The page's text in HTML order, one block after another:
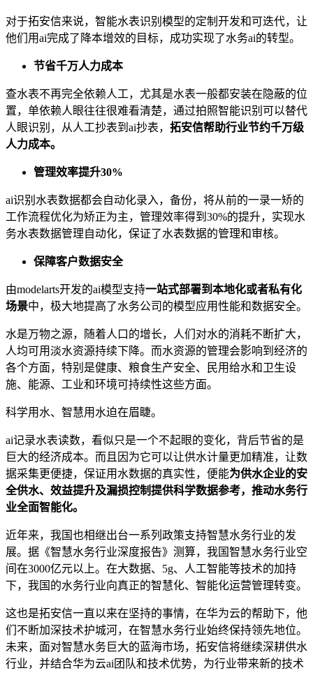
对于拓安信来说，智能水表识别模型的定制开发和可迭代，让
他们用ai完成了降本增效的目标，成功实现了水务ai的转型。
节省千万人力成本
查水表不再完全依赖人工，尤其是水表一般都安装在隐蔽的位
置，单依赖人眼往往很难看清楚，通过拍照智能识别可以替代
人眼识别，从人工抄表到ai抄表， 拓安信帮助行业节约千万级
人力成本。
管理效率提升30%
ai识别水表数据都会自动化录入，备份，将从前的一录一矫的
工作流程优化为矫正为主，管理效率得到30%的提升，实现水
务水表数据管理自动化，保证了水表数据的管理和审核。
保障客户数据安全
由modelarts开发的ai模型支持一站式部署到本地化或者私有化
场景中，极大地提高了水务公司的模型应用性能和数据安全。
水是万物之源，随着人口的增长，人们对水的消耗不断扩大，
人均可用淡水资源持续下降。而水资源的管理会影响到经济的
各个方面，特别是健康、粮食生产安全、民用给水和卫生设
施、能源、工业和环境可持续性这些方面。
科学用水、智慧用水迫在眉睫。
ai记录水表读数，看似只是一个不起眼的变化，背后节省的是
巨大的经济成本。而且因为它可以让供⽔计量更加精准，让数
据采集更便捷，保证用水数据的真实性，便能为供⽔企业的安
全供⽔、效益提升及漏损控制提供科学数据参考，推动水务行
业全面智能化。
近年来，我国也相继出台一系列政策支持智慧水务行业的发
展。据《智慧⽔务⾏业深度报告》测算，我国智慧⽔务⾏业空
间在3000亿元以上。在⼤数据、5g、⼈⼯智能等技术的加持
下，我国的水务行业向真正的智慧化、智能化运营管理转变。
这也是拓安信一直以来在坚持的事情，在华为云的帮助下，他
们不断加深技术护城河，在智慧水务行业始终保持领先地位。
未来，面对智慧水务巨大的蓝海市场，拓安信将继续深耕供水
行业，并结合华为云ai团队和技术优势，为⾏业带来新的技术